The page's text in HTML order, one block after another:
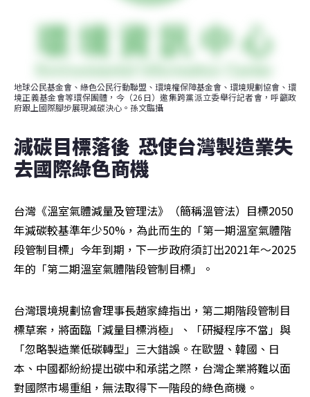
地球公民基金會、綠色公民行動聯盟、環境權保障基金會、環境規劃協會、環
境正義基金會等環保團體，今（26日）邀集跨黨派立委舉行記者會，呼籲政
府跟上國際腳步展現減碳決心。孫文臨攝
減碳目標落後  恐使台灣製造業失
去國際綠色商機
台灣《溫室氣體減量及管理法》（簡稱溫管法）目標2050
年減碳較基準年少50%，為此而生的「第一期溫室氣體階
段管制目標」今年到期，下一步政府須訂出2021年～2025
年的「第二期溫室氣體階段管制目標」。
台灣環境規劃協會理事長趙家緯指出，第二期階段管制目
標草案，將面臨「減量目標消極」、「研擬程序不當」與
「忽略製造業低碳轉型」三大錯誤。在歐盟、韓國、日
本、中國都紛紛提出碳中和承諾之際，台灣企業將難以面
對國際市場重組，無法取得下一階段的綠色商機。